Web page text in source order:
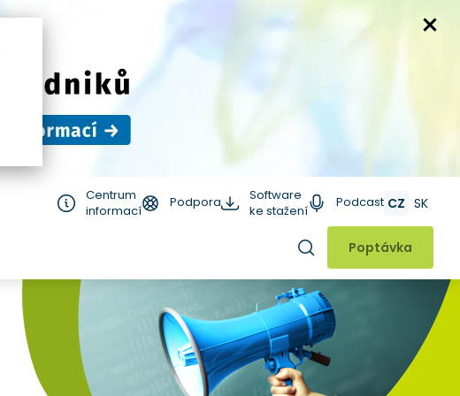
Centrum
informací
Podpora
Software
ke stažení
Podcast CZ SK
Hledat
Poptávka